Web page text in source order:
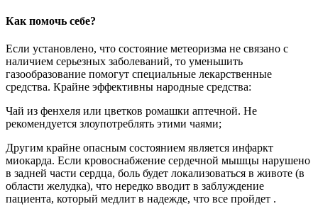
Как помочь себе?
Если установлено, что состояние метеоризма не связано с
наличием серьезных заболеваний, то уменьшить
газообразование помогут специальные лекарственные
средства. Крайне эффективны народные средства:
Чай из фенхеля или цветков ромашки аптечной. Не
рекомендуется злоупотреблять этими чаями;
Другим крайне опасным состоянием является инфаркт
миокарда. Если кровоснабжение сердечной мышцы нарушено
в задней части сердца, боль будет локализоваться в животе (в
области желудка), что нередко вводит в заблуждение
пациента, который медлит в надежде, что все пройдет .